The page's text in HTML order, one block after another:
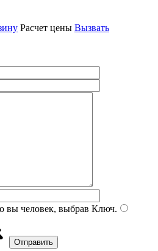
Расчет цены Вызвать
вы человек, выбрав Ключ.